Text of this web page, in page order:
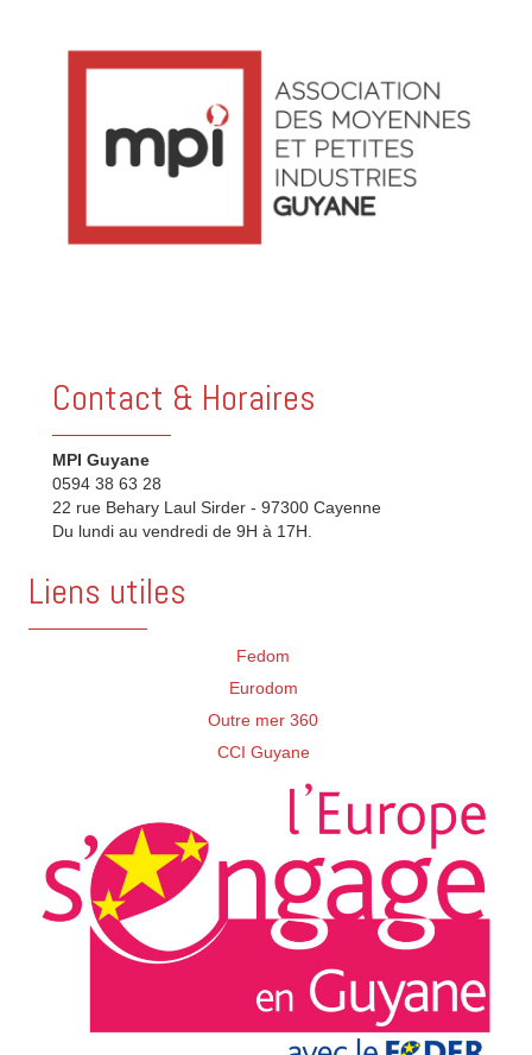
Contact & Horaires
MPI Guyane
0594 38 63 28
22 rue Behary Laul Sirder - 97300 Cayenne
Du lundi au vendredi de 9H à 17H.
Liens utiles
Fedom
Eurodom
Outre mer 360
CCI Guyane